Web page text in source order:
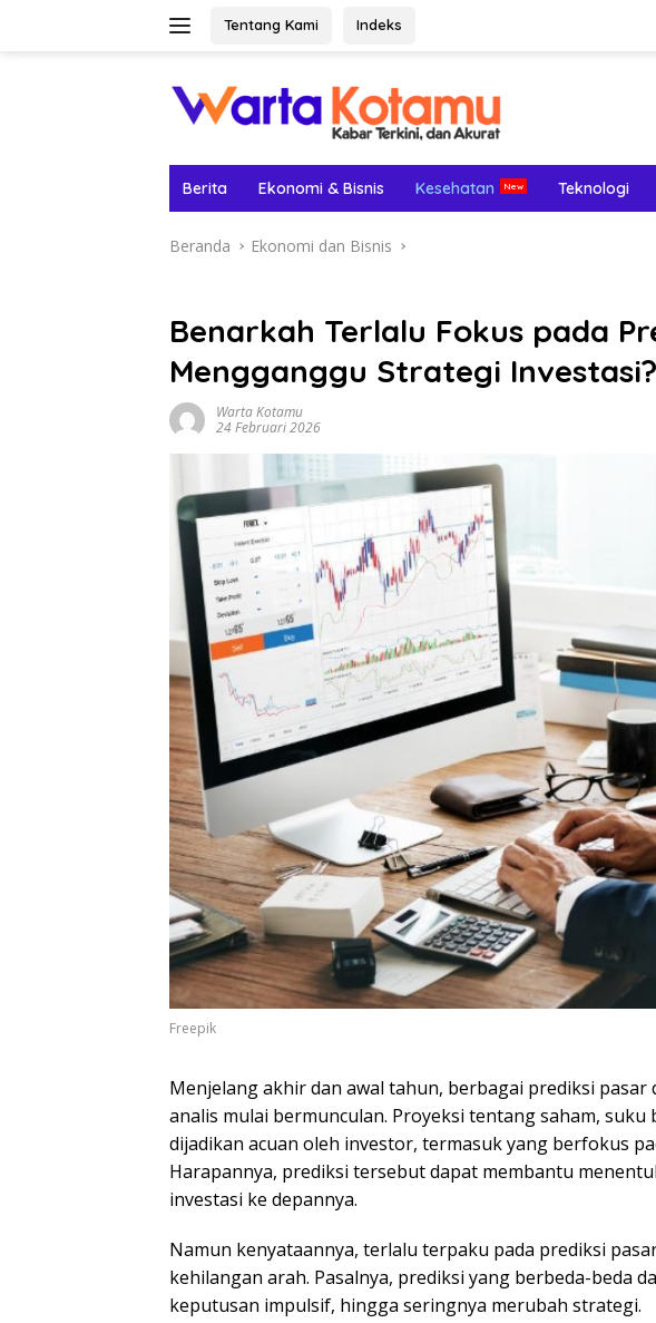
Tentang Kami Indeks
Berita Ekonomi & Bisnis Kesehatan Teknologi
Beranda Ekonomi dan Bisnis
Benarkah Terlalu Fokus pada
Mengganggu Strategi Investasi?
Warta Kotamu
24 Februari 2026
Freepik
Menjelang akhir dan awal tahun, berbagai prediksi pasar
analis mulai bermunculan. Proyeksi tentang saham,
dijadikan acuan oleh investor, termasuk yang berfokus
Harapannya, prediksi tersebut dapat membantu
investasi ke depannya.
Namun kenyataannya, terlalu terpaku pada prediksi
kehilangan arah. Pasalnya, prediksi yang berbeda-beda
keputusan impulsif, hingga seringnya merubah strategi.